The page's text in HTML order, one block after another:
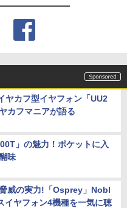
ヤカフ型イヤフォン「UU2
カフマニアが語る
」の魅力！ポケットに入
味
威の実力!「Osprey」Nobl
イヤフォン4機種を一気に聴